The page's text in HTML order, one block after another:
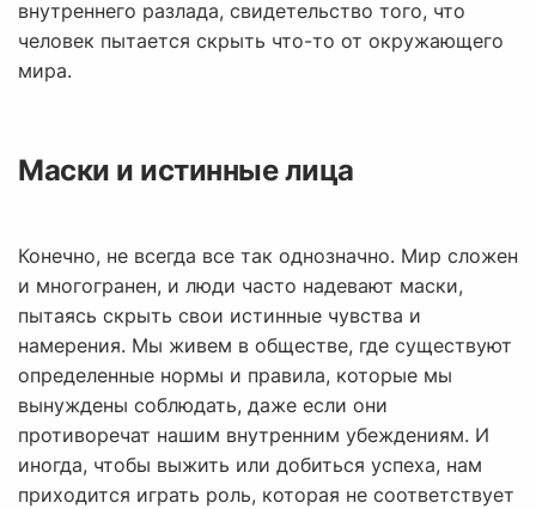
внутреннего разлада, свидетельство того, что
человек пытается скрыть что-то от окружающего
мира.
Маски и истинные лица
Конечно, не всегда все так однозначно. Мир сложен
и многогранен, и люди часто надевают маски,
пытаясь скрыть свои истинные чувства и
намерения. Мы живем в обществе, где существуют
определенные нормы и правила, которые мы
вынуждены соблюдать, даже если они
противоречат нашим внутренним убеждениям. И
иногда, чтобы выжить или добиться успеха, нам
приходится играть роль, которая не соответствует